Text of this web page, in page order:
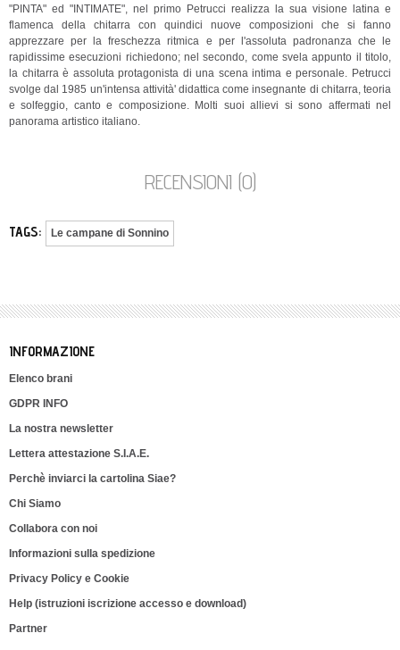
"PINTA" ed "INTIMATE", nel primo Petrucci realizza la sua visione latina e
flamenca della chitarra con quindici nuove composizioni che si fanno
apprezzare per la freschezza ritmica e per l'assoluta padronanza che le
rapidissime esecuzioni richiedono; nel secondo, come svela appunto il titolo,
la chitarra è assoluta protagonista di una scena intima e personale. Petrucci
svolge dal 1985 un'intensa attività' didattica come insegnante di chitarra, teoria
e solfeggio, canto e composizione. Molti suoi allievi si sono affermati nel
panorama artistico italiano.
RECENSIONI (0)
TAGS: Le campane di Sonnino
INFORMAZIONE
Elenco brani
GDPR INFO
La nostra newsletter
Lettera attestazione S.I.A.E.
Perchè inviarci la cartolina Siae?
Chi Siamo
Collabora con noi
Informazioni sulla spedizione
Privacy Policy e Cookie
Help (istruzioni iscrizione accesso e download)
Partner